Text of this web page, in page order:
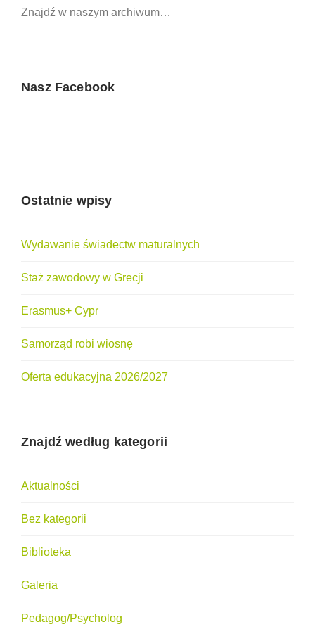
Nasz Facebook
Ostatnie wpisy
Wydawanie świadectw maturalnych
Staż zawodowy w Grecji
Erasmus+ Cypr
Samorząd robi wiosnę
Oferta edukacyjna 2026/2027
Znajdź według kategorii
Aktualności
Bez kategorii
Biblioteka
Galeria
Pedagog/Psycholog